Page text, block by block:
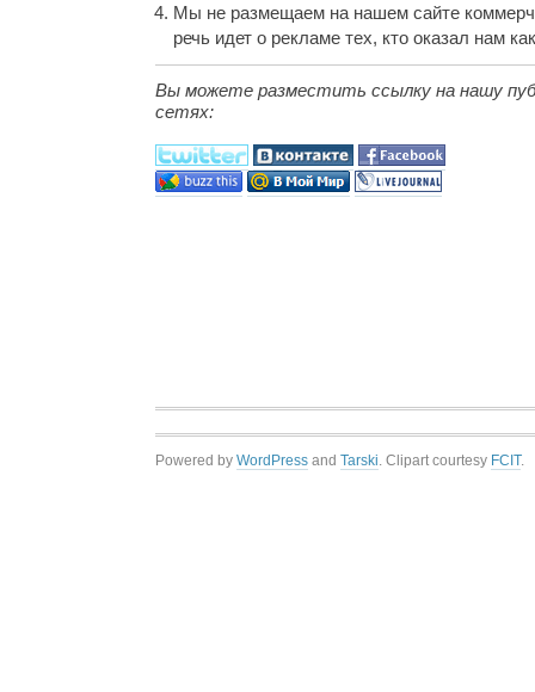
Мы не размещаем на нашем сайте
речь идет о рекламе тех, кто оказал нам
Вы можете разместить ссылку на нашу
сетях:
Powered by WordPress and Tarski . Clipart courtesy FCIT.